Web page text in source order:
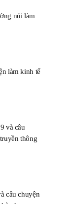
núi làm
làm kinh tế
và câu
thông
câu chuyện